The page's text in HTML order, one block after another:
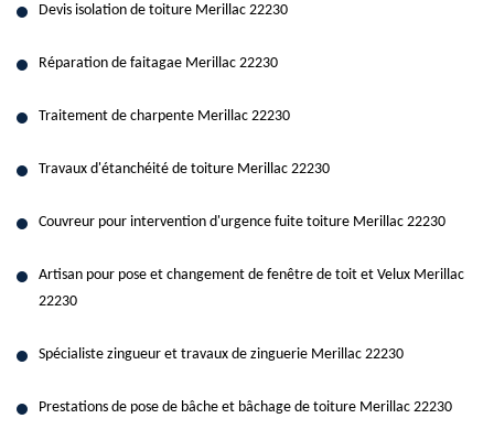
Devis isolation de toiture Merillac 22230
Réparation de faitagae Merillac 22230
Traitement de charpente Merillac 22230
Travaux d'étanchéité de toiture Merillac 22230
Couvreur pour intervention d'urgence fuite toiture Merillac 22230
Artisan pour pose et changement de fenêtre de toit et Velux Merillac
22230
Spécialiste zingueur et travaux de zinguerie Merillac 22230
Prestations de pose de bâche et bâchage de toiture Merillac 22230